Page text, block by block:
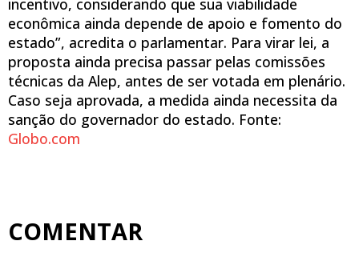
incentivo, considerando que sua viabilidade
econômica ainda depende de apoio e fomento do
estado”, acredita o parlamentar. Para virar lei, a
proposta ainda precisa passar pelas comissões
técnicas da Alep, antes de ser votada em plenário.
Caso seja aprovada, a medida ainda necessita da
sanção do governador do estado. Fonte:
Globo.com
COMENTAR